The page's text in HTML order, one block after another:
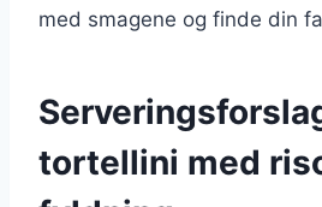
med smagene og finde din
tortellini med